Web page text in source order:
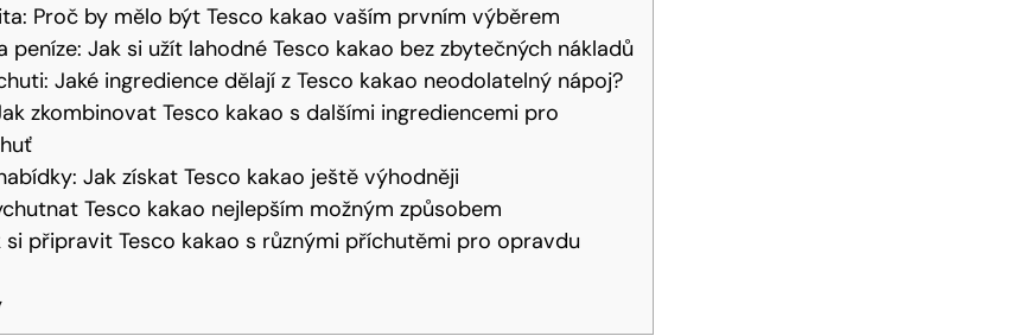
Proč by mělo ⁤být ⁤Tesco kakao vaším prvním výběrem
peníze:⁤ Jak si ‌užít lahodné Tesco kakao bez zbytečných nákladů
Jaké ingredience ⁢dělají z Tesco ‌kakao neodolatelný nápoj?
zkombinovat Tesco kakao s dalšími ingrediencemi pro
Jak získat ⁢Tesco kakao ještě výhodněji
Tesco kakao nejlepším možným způsobem
si ‍připravit Tesco kakao s různými příchutěmi ‌pro opravdu